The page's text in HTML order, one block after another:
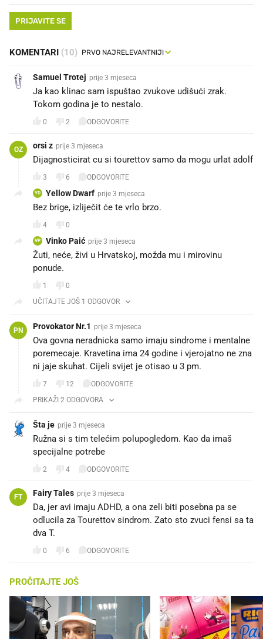
PRIJAVITE SE
KOMENTARI (10)
Samuel Trotej prije 3 mjeseca
Ja kao klinac sam ispuštao zvukove udišući zrak.
Tokom godina je to nestalo.
0 2 ODGOVORITE
OZ orsi z prije 3 mjeseca
Dijagnosticirat cu si tourettov samo da mogu urlat adolf
3 6 ODGOVORITE
YD Yellow Dwarf prije 3 mjeseca
Bez brige, izliječit će te vrlo brzo.
4 0
VP Vinko Paić prije 3 mjeseca
Žuti, neće, živi u Hrvatskoj, možda mu i mirovinu
ponude.
1
0
UČITAJTE JOŠ 1 ODGOVOR
PN Provokator Nr.1 prije 3 mjeseca
Ova govna neradnicka samo imaju sindrome i mentalne
poremecaje. Kravetina ima 24 godine i vjerojatno ne zna
ni jaje skuhat. Cijeli svijet je otisao u 3 pm.
7 12
ODGOVORITE
PRIKAŽI 2 ODGOVORA
Šta je prije 3 mjeseca
Ružna si s tim telećim polupogledom. Kao da imaš
specijalne potrebe
2 4 ODGOVORITE
FT Fairy Tales prije 3 mjeseca
Da, jer avi imaju ADHD, a ona zeli biti posebna pa se
odlucila za Tourettov sindrom. Zato sto zvuci fensi sa ta
dva T.
0 6 ODGOVORITE
PROČITAJTE JOŠ